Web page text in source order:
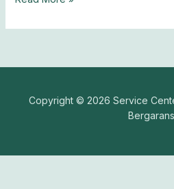
Copyright © 2026 Service